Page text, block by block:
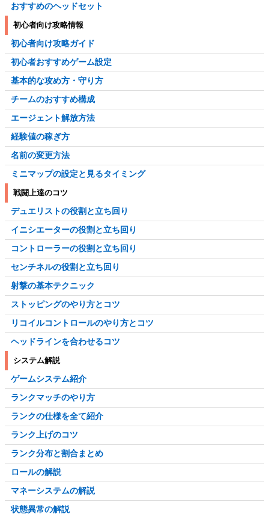
おすすめのヘッドセット
初心者向け攻略情報
初心者向け攻略ガイド
初心者おすすめゲーム設定
基本的な攻め方・守り方
チームのおすすめ構成
エージェント解放方法
経験値の稼ぎ方
名前の変更方法
ミニマップの設定と見るタイミング
戦闘上達のコツ
デュエリストの役割と立ち回り
イニシエーターの役割と立ち回り
コントローラーの役割と立ち回り
センチネルの役割と立ち回り
射撃の基本テクニック
ストッピングのやり方とコツ
リコイルコントロールのやり方とコツ
ヘッドラインを合わせるコツ
システム解説
ゲームシステム紹介
ランクマッチのやり方
ランクの仕様を全て紹介
ランク上げのコツ
ランク分布と割合まとめ
ロールの解説
マネーシステムの解説
状態異常の解説